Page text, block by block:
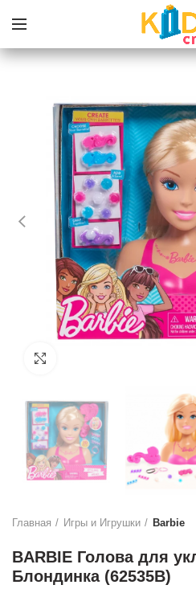
Главная Игры и Игрушки Barbie
BARBIE Голова для
Блондинка (62535B)